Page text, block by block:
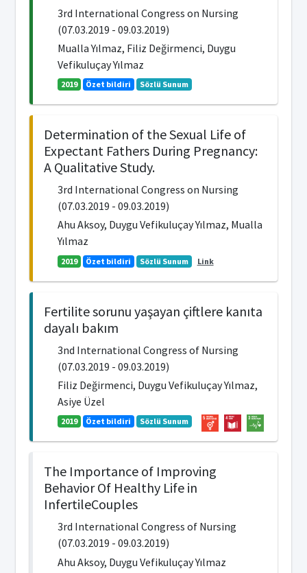
3rd International Congress on Nursing
(07.03.2019 - 09.03.2019)
Mualla Yılmaz, Filiz Değirmenci, Duygu
Vefikuluçay Yılmaz
2019 Özet bildiri Sözlü Sunum
Determination of the Sexual Life of
Expectant Fathers During Pregnancy:
A Qualitative Study.
3rd International Congress on Nursing
(07.03.2019 - 09.03.2019)
Ahu Aksoy, Duygu Vefikuluçay Yılmaz, Mualla
Yılmaz
2019 Özet bildiri Sözlü Sunum Link
Fertilite sorunu yaşayan çiftlere kanıta
dayalı bakım
3nd International Congress of Nursing
(07.03.2019 - 09.03.2019)
Filiz Değirmenci, Duygu Vefikuluçay Yılmaz,
Asiye Üzel
2019 Özet bildiri Sözlü Sunum
The Importance of Improving
Behavior Of Healthy Life in
InfertileCouples
3rd International Congress of Nursing
(07.03.2019 - 09.03.2019)
Ahu Aksoy, Duygu Vefikuluçay Yılmaz